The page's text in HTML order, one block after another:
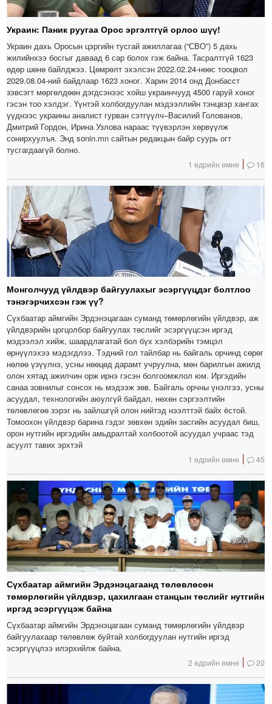
Украин: Паник руугаа Орос эргэлтгүй орлоо шүү!
Украин дахь Оросын цэргийн тусгай ажиллагаа (“СВО”) 5 дахь
жилийнхээ босгыг даваад 6 сар болох гэж байна. Тасралтгүй 1623
өдөр шөнө байлджээ. Цөмрөлт эхэлсэн 2022.02.24-нөөс тооцвол
2029.08.04-ний байдлаар 1623 хоног. Харин 2014 онд Донбасст
зэвсэгт мөргөлдөөн дэгдсэнээс хойш украинчууд 4500 гаруй хоног
гэсэн тоо хэлдэг. Үүнтэй холбогдуулан мэдээллийн тэнцвэр хангах
үүднээс украины аналист гурван сэтгүүлч–Василий Голованов,
Дмитрий Гордон, Ирина Узлова нараас түүвэрлэн хөрвүүлж
сонирхуулъя. Энд sonin.mn сайтын редакцын байр суурь огт
тусгагдаагүй болно.
1 өдрийн өмнө 16
Монголчууд үйлдвэр байгуулахыг эсэргүүцдэг болтлоо
тэнэгэрчихсэн гэж үү?
Сүхбаатар аймгийн Эрдэнэцагаан суманд төмөрлөгийн үйлдвэр, аж
үйлдвэрийн цогцолбор байгуулах төслийг эсэргүүцсэн иргэд
мэдээлэл хийж, шаардлагатай бол бүх хэлбэрийн тэмцэл
өрнүүлэхээ мэдэгдлээ. Тэдний гол тайлбар нь байгаль орчинд сөрөг
нөлөө үзүүлнэ, усны нөөцөд дарамт учруулна, мөн барилгын ажилд
олон хятад ажилчин орж ирнэ гэсэн болгоомжлол юм. Иргэдийн
санаа зовнилыг сонсох нь мэдээж зөв. Байгаль орчны үнэлгээ, усны
асуудал, технологийн аюулгүй байдал, нөхөн сэргээлтийн
төлөвлөгөө зэрэг нь зайлшгүй олон нийтэд нээлттэй байх ёстой.
Томоохон үйлдвэр барина гэдэг зөвхөн эдийн засгийн асуудал биш,
орон нутгийн иргэдийн амьдралтай холбоотой асуудал учраас тэд
асуулт тавих эрхтэй
1 өдрийн өмнө 45
Сүхбаатар аймгийн Эрдэнэцагаанд төлөвлөсөн
төмөрлөгийн үйлдвэр, цахилгаан станцын төслийг нутгийн
иргэд эсэргүүцэж байна
Сүхбаатар аймгийн Эрдэнэцагаан суманд төмөрлөгийн үйлдвэр
байгуулахаар төлөвлөж буйтай холбогдуулан нутгийн иргэд
эсэргүүцлээ илэрхийлж байна.
2 өдрийн өмнө 20